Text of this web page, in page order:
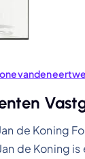
de Koning
de Koning